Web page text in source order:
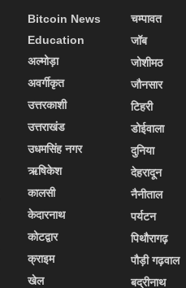
Bitcoin News
Education
अल्मोड़ा
अवर्गीकृत
उत्तरकाशी
उत्तराखंड
उधमसिंह नगर
ऋषिकेश
कालसी
केदारनाथ
कोटद्वार
क्राइम
खेल
चम्पावत
जॉब
जोशीमठ
जौनसार
टिहरी
डोईवाला
दुनिया
देहरादून
नैनीताल
पर्यटन
पिथौरागढ़
पौड़ी गढ़वाल
बद्रीनाथ